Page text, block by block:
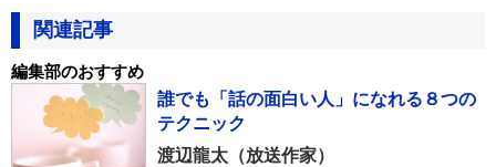
関連記事
編集部のおすすめ
誰でも「話の面白い人」になれる８つの
テクニック
渡辺龍太（放送作家）